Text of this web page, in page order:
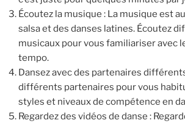
Écoutez la musique : La musique est
salsa et des danses latines. Écoutez
musicaux pour vous familiariser avec
tempo.
Dansez avec des partenaires
différents partenaires pour vous
styles et niveaux de compétence en
Regardez des vidéos de danse :